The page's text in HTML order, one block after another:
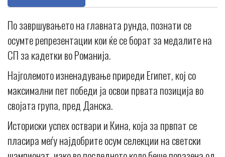
По завршувањето на главната рунда, познати се
осумте репрезентации кои ќе се борат за медалите на
СП за кадетки во Романија.
Најголемото изненадување приреди Египет, кој со
максимални пет победи ја освои првата позиција во
својата група, пред Данска.
Историски успех оствари и Кина, која за првпат се
пласира меѓу најдобрите осум селекции на светски